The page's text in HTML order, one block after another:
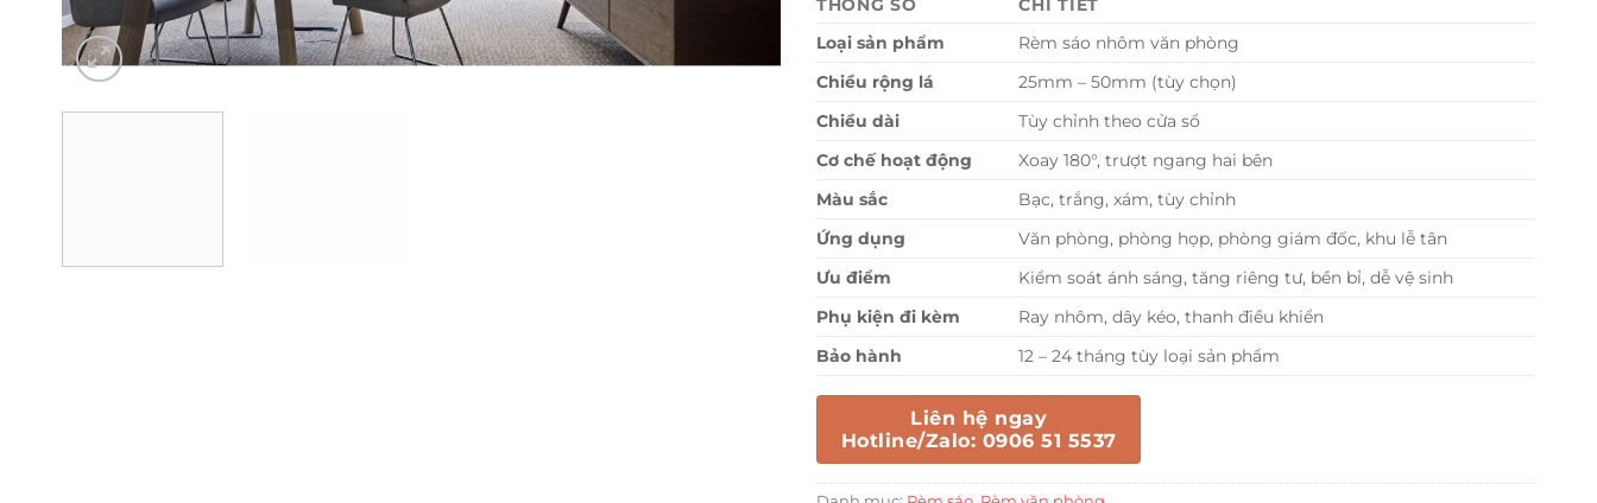
Loại sản phẩm
Rèm sáo nhôm văn phòng
Chiều rộng lá
25mm – 50mm (tùy chọn)
Chiều dài
Tùy chỉnh theo cửa sổ
Cơ chế hoạt động
Xoay 180°, trượt ngang hai bên
Màu sắc
Bạc, trắng, xám, tùy chỉnh
Ứng dụng
Văn phòng, phòng họp, phòng giám đốc, khu lễ tân
Ưu điểm
Kiểm soát ánh sáng, tăng riêng tư, bền bỉ, dễ vệ sinh
Phụ kiện đi kèm
Ray nhôm, dây kéo, thanh điều khiển
Bảo hành
12 – 24 tháng tùy loại sản phẩm
Liên hệ ngay
Hotline/Zalo: 0906 51 5537